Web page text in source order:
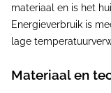
materiaal en is het
Energieverbruik is
lage
Materiaal en